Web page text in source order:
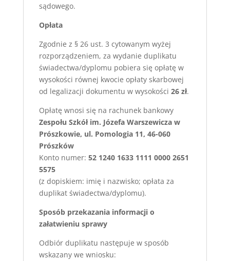
sądowego.
Opłata
Zgodnie z § 26 ust. 3 cytowanym wyżej
rozporządzeniem, za wydanie duplikatu
świadectwa/dyplomu pobiera się opłatę w
wysokości równej kwocie opłaty skarbowej
od legalizacji dokumentu w wysokości 26 zł.
Opłatę wnosi się na rachunek bankowy
Zespołu Szkół im. Józefa Warszewicza w
Prószkowie, ul. Pomologia 11, 46-060
Prószków
Konto numer: 52 1240 1633 1111 0000 2651
5575
(z dopiskiem: imię i nazwisko; opłata za
duplikat świadectwa/dyplomu).
Sposób przekazania informacji o
załatwieniu sprawy
Odbiór duplikatu następuje w sposób
wskazany we wniosku: